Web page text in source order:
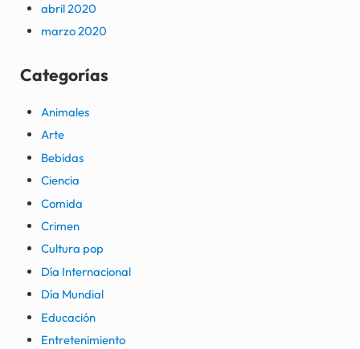
abril 2020
marzo 2020
Categorías
Animales
Arte
Bebidas
Ciencia
Comida
Crimen
Cultura pop
Día Internacional
Día Mundial
Educación
Entretenimiento